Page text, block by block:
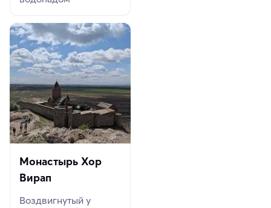
Монастырь Хор
Вирап
Воздвигнутый у